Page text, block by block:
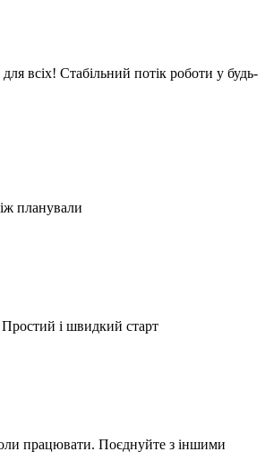
всіх! Стабільний потік роботи у будь-
планували
і швидкий старт
працювати. Поєднуйте з іншими